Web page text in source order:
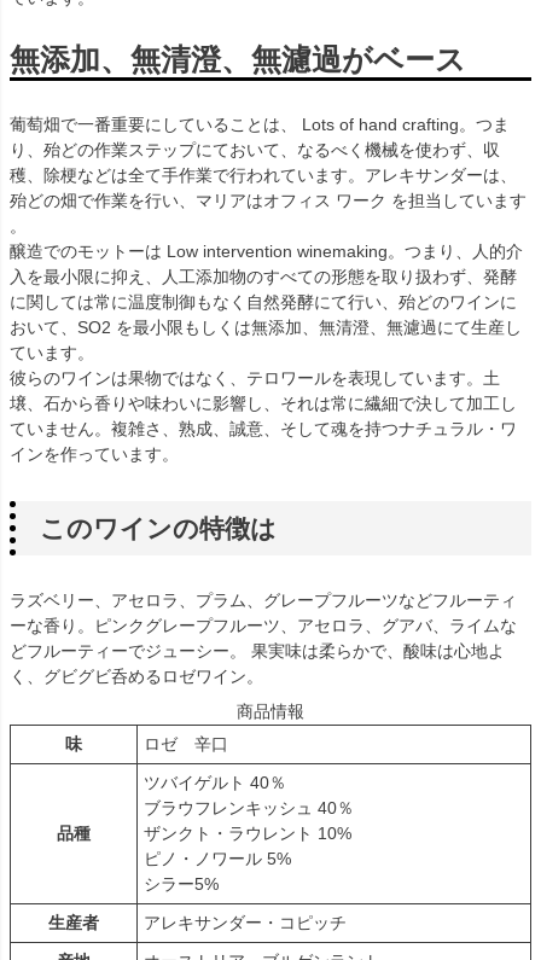
無添加、無清澄、無濾過がベース
葡萄畑で一番重要にしていることは、 Lots of hand crafting。つま
り、殆どの作業ステップにておいて、なるべく機械を使わず、収
穫、除梗などは全て手作業で行われています。アレキサンダーは、
殆どの畑で作業を行い、マリアはオフィス ワーク を担当しています
。
醸造でのモットーは Low intervention winemaking。つまり、人的介
入を最小限に抑え、人工添加物のすべての形態を取り扱わず、発酵
に関しては常に温度制御もなく自然発酵にて行い、殆どのワインに
おいて、SO2 を最小限もしくは無添加、無清澄、無濾過にて生産し
ています。
彼らのワインは果物ではなく、テロワールを表現しています。土
壌、石から香りや味わいに影響し、それは常に繊細で決して加工し
ていません。複雑さ、熟成、誠意、そして魂を持つナチュラル・ワ
インを作っています。
このワインの特徴は
ラズベリー、アセロラ、プラム、グレープフルーツなどフルーティ
ーな香り。ピンクグレープフルーツ、アセロラ、グアバ、ライムな
どフルーティーでジューシー。 果実味は柔らかで、酸味は心地よ
く、グビグビ呑めるロゼワイン。
商品情報
味
ロゼ 辛口
品種
ツバイゲルト 40％
ブラウフレンキッシュ 40％
ザンクト・ラウレント 10%
ピノ・ノワール 5%
シラー5%
生産者
アレキサンダー・コピッチ